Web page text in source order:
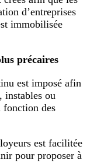
d’entreprises
immobilisée
précaires
est imposé afin
instables ou
fonction des
est facilitée
pour proposer à